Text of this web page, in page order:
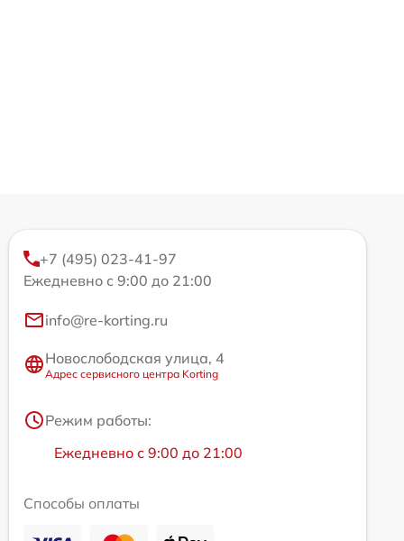
+7 (495) 023-41-97
Ежедневно с 9:00 до 21:00
info@re-korting.ru
Новослободская улица, 4
Адрес сервисного центра Korting
Режим работы:
Ежедневно с 9:00 до 21:00
Способы оплаты